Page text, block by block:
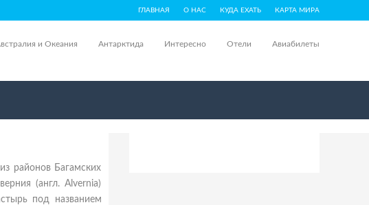
ГЛАВНАЯ О НАС КУДА ЕХАТЬ КАРТА МИРА
и Океания Антарктида Интересно Отели Авиабилеты
районов Багамских
(англ. Alvernia)
под названием